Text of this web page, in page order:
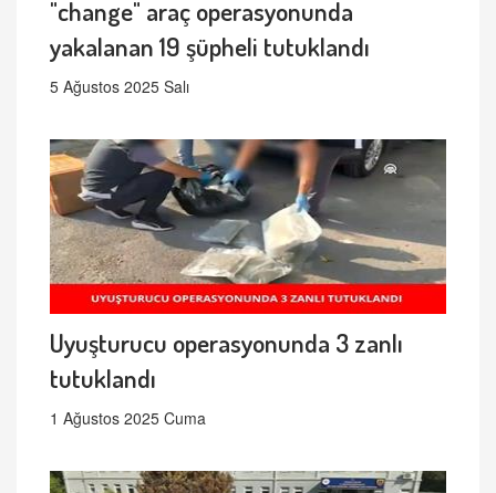
"change" araç operasyonunda
yakalanan 19 şüpheli tutuklandı
5 Ağustos 2025 Salı
Uyuşturucu operasyonunda 3 zanlı
tutuklandı
1 Ağustos 2025 Cuma